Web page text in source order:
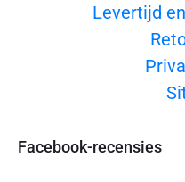
Levertijd
Facebook-recensies